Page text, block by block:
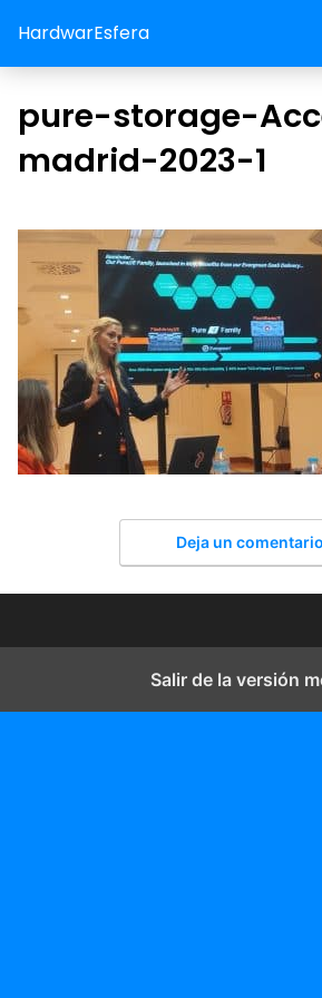
HardwarEsfera
pure-storage-
madrid-2023-1
Deja un comentario
Salir de la versión